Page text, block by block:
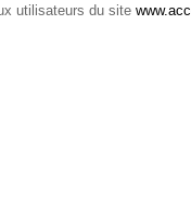
utilisateurs du site